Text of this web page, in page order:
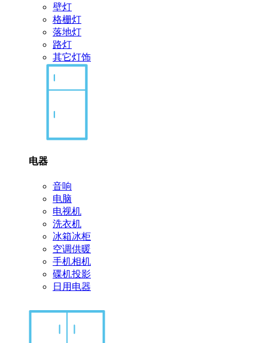
壁灯
格栅灯
落地灯
路灯
其它灯饰
电器
音响
电脑
电视机
洗衣机
冰箱冰柜
空调供暖
手机相机
碟机投影
日用电器